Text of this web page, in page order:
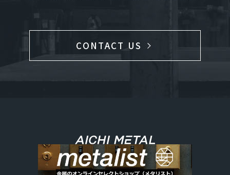
CONTACT US